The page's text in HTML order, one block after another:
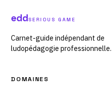
eddSERIOUS GAME
Carnet-guide indépendant de
ludopédagogie professionnelle.
DOMAINES